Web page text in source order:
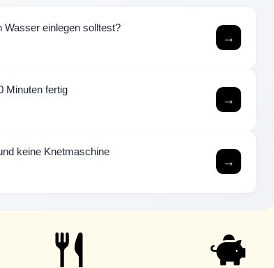
einlegen solltest?
→
Minuten fertig
→
keine Knetmaschine
→